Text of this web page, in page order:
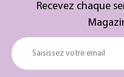
Recevez chaque
Saisissez votre email